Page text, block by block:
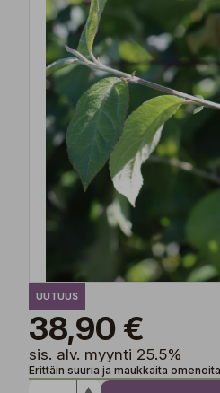
UUTUUS
38,90 €
sis. alv. myynti 25.5%
Erittäin suuria ja maukkaita omenoita